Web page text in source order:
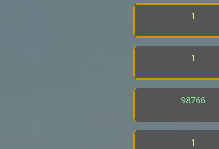
1
1
98766
1